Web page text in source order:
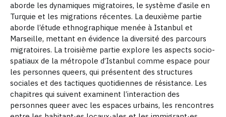
aborde les dynamiques migratoires, le système d’asile en
Turquie et les migrations récentes. La deuxième partie
aborde l’étude ethnographique menée à Istanbul et
Marseille, mettant en évidence la diversité des parcours
migratoires. La troisième partie explore les aspects socio-
spatiaux de la métropole d’Istanbul comme espace pour
les personnes queers, qui présentent des structures
sociales et des tactiques quotidiennes de résistance. Les
chapitres qui suivent examinent l’interaction des
personnes queer avec les espaces urbains, les rencontres